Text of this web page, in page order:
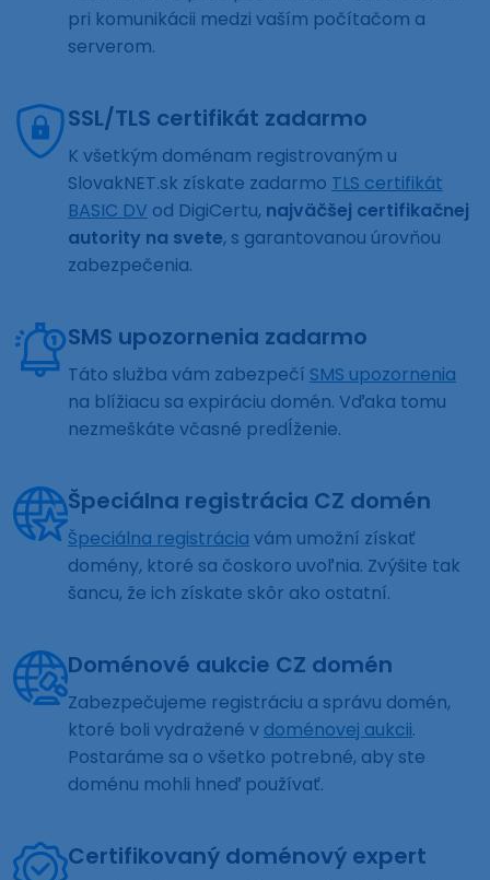
pri komunikácii medzi vaším počítačom a
serverom.
SSL/TLS certifikát zadarmo
K všetkým doménam registrovaným u
SlovakNET.sk získate zadarmo TLS certifikát
BASIC DV od DigiCertu, najväčšej certifikačnej
autority na svete, s garantovanou úrovňou
zabezpečenia.
SMS upozornenia zadarmo
Táto služba vám zabezpečí SMS upozornenia
na blížiacu sa expiráciu domén. Vďaka tomu
nezmeškáte včasné predĺženie.
Špeciálna registrácia CZ domén
Špeciálna registrácia vám umožní získať
domény, ktoré sa čoskoro uvoľnia. Zvýšite tak
šancu, že ich získate skôr ako ostatní.
Doménové aukcie CZ domén
Zabezpečujeme registráciu a správu domén,
ktoré boli vydražené v doménovej aukcii.
Postaráme sa o všetko potrebné, aby ste
doménu mohli hneď používať.
Certifikovaný doménový expert